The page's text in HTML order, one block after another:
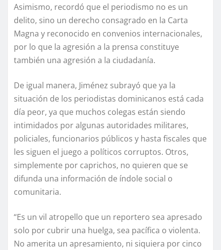
Asimismo, recordó que el periodismo no es un
delito, sino un derecho consagrado en la Carta
Magna y reconocido en convenios internacionales,
por lo que la agresión a la prensa constituye
también una agresión a la ciudadanía.
De igual manera, Jiménez subrayó que ya la
situación de los periodistas dominicanos está cada
día peor, ya que muchos colegas están siendo
intimidados por algunas autoridades militares,
policiales, funcionarios públicos y hasta fiscales que
les siguen el juego a políticos corruptos. Otros,
simplemente por caprichos, no quieren que se
difunda una información de índole social o
comunitaria.
“Es un vil atropello que un reportero sea apresado
solo por cubrir una huelga, sea pacífica o violenta.
No amerita un apresamiento, ni siquiera por cinco